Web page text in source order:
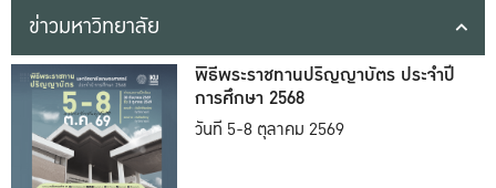
ข่าวมหาวิทยาลัย
พิธีพระราชทานปริญญาบัตร ประจำปี
การศึกษา 2568
วันที่ 5-8 ตุลาคม 2569